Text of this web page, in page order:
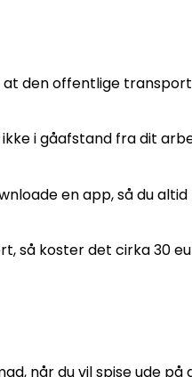
at den offentlige
i gåafstand fra dit
en app, så du altid
så koster det cirka 30
når du vil spise ude på